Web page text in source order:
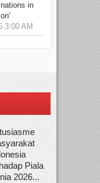
in
3:00 AM
Piala
2026...